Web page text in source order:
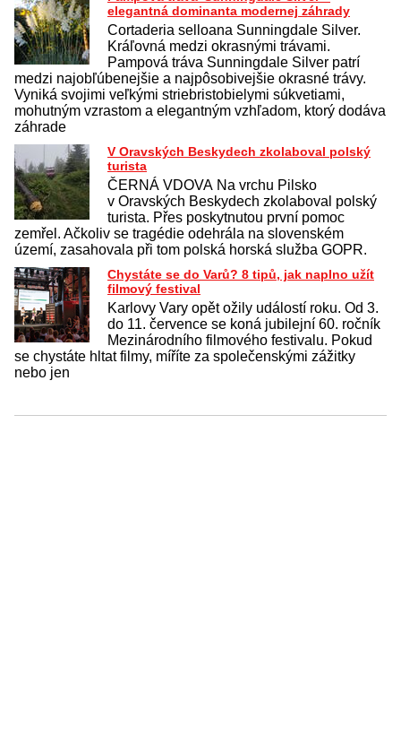
elegantná dominanta modernej záhrady
Cortaderia selloana Sunningdale Silver.
Kráľovná medzi okrasnými trávami.
Pampová tráva Sunningdale Silver patrí
medzi najobľúbenejšie a najpôsobivejšie okrasné trávy.
Vyniká svojimi veľkými striebristobielymi súkvetiami,
mohutným vzrastom a elegantným vzhľadom, ktorý dodáva
záhrade
V Oravských Beskydech zkolaboval polský
turista
ČERNÁ VDOVA Na vrchu Pilsko
v Oravských Beskydech zkolaboval polský
turista. Přes poskytnutou první pomoc
zemřel. Ačkoliv se tragédie odehrála na slovenském
území, zasahovala při tom polská horská služba GOPR.
Chystáte se do Varů? 8 tipů, jak naplno užít
filmový festival
Karlovy Vary opět ožily událostí roku. Od 3.
do 11. července se koná jubilejní 60. ročník
Mezinárodního filmového festivalu. Pokud
se chystáte hltat filmy, míříte za společenskými zážitky
nebo jen